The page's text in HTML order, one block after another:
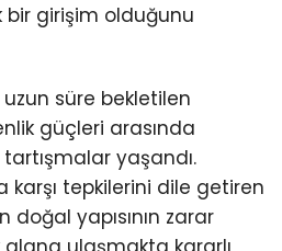
girişim olduğunu
süre bekletilen
güçleri arasında
yaşandı.
karşı tepkilerini dile getiren
doğal yapısının zarar